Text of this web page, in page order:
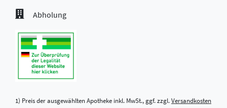
Abholung
1) Preis der ausgewählten Apotheke inkl. MwSt., ggf. zzgl.Versandkosten